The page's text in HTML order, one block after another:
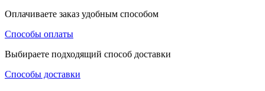
Оплачиваете заказ удобным способом
Способы оплаты
Выбираете подходящий способ доставки
Способы доставки